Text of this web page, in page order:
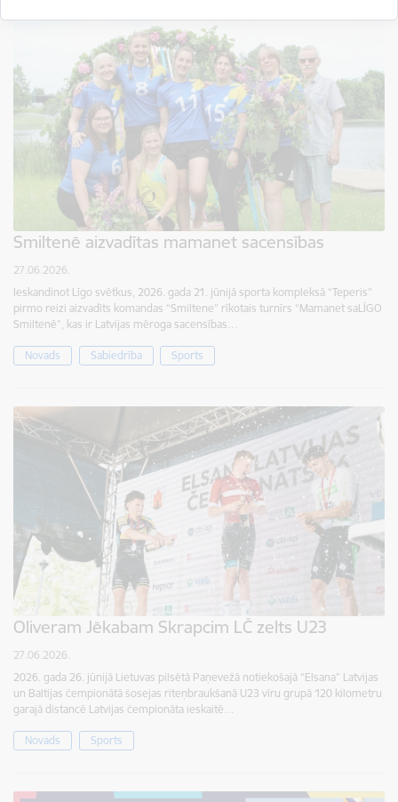
Smiltenē aizvadītas mamanet sacensības
27.06.2026.
Ieskandinot Līgo svētkus, 2026. gada 21. jūnijā sporta kompleksā “Teperis”
pirmo reizi aizvadīts komandas “Smiltene” rīkotais turnīrs “Mamanet saLĪGO
Smiltenē”, kas ir Latvijas mēroga sacensības…
Novads Sabiedrība Sports
Oliveram Jēkabam Skrapcim LČ zelts U23
27.06.2026.
2026. gada 26. jūnijā Lietuvas pilsētā Paņevežā notiekošajā “Elsana” Latvijas
un Baltijas čempionātā šosejas riteņbraukšanā U23 vīru grupā 120 kilometru
garajā distancē Latvijas čempionāta ieskaitē…
Novads Sports